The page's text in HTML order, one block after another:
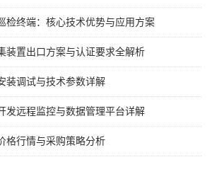
检终端：核心技术优势与应用方案
装置出口方案与认证要求全解析
装调试与技术参数详解
发远程监控与数据管理平台详解
格行情与采购策略分析